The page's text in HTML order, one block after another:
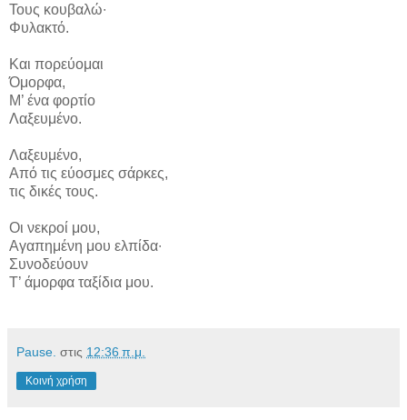
Τους κουβαλώ∙
Φυλακτό.
Και πορεύομαι
Όμορφα,
Μ’ ένα φορτίο
Λαξευμένο.
Λαξευμένο,
Από τις εύοσμες σάρκες,
τις δικές τους.
Οι νεκροί μου,
Αγαπημένη μου ελπίδα∙
Συνοδεύουν
Τ’ άμορφα ταξίδια μου.
Pause. στις 12:36 π.μ.
Κοινή χρήση